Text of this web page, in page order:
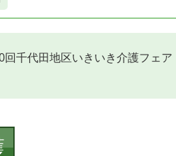
回千代田地区いきいき介護フェ